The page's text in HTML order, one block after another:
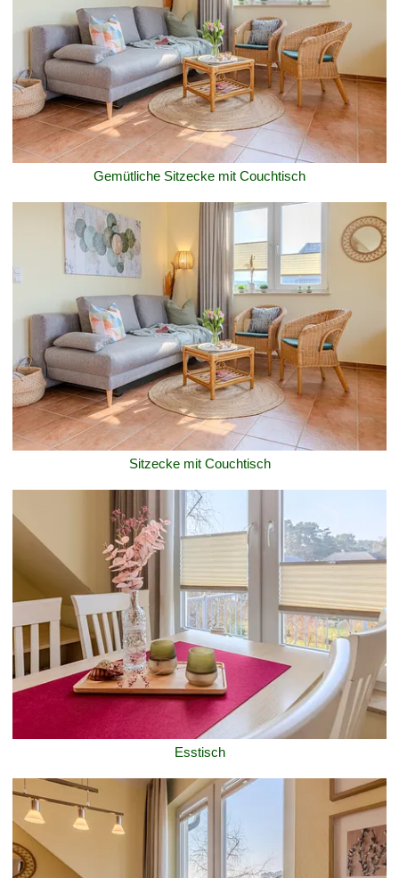
Gemütliche Sitzecke mit Couchtisch
Sitzecke mit Couchtisch
Esstisch